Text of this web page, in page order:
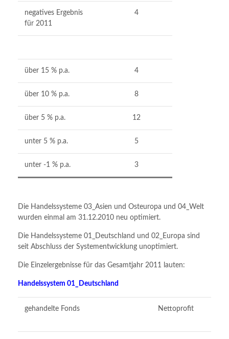
negatives Ergebnis
für 2011
4
über 15 % p.a. 4
über 10 % p.a. 8
über 5 % p.a. 12
unter 5 % p.a. 5
unter -1 % p.a. 3
Die Handelssysteme 03_Asien und Osteuropa und 04_Welt
wurden einmal am 31.12.2010 neu optimiert.
Die Handelssysteme 01_Deutschland und 02_Europa sind
seit Abschluss der Systementwicklung unoptimiert.
Die Einzelergebnisse für das Gesamtjahr 2011 lauten:
Handelssystem 01_Deutschland
gehandelte Fonds Nettoprofit